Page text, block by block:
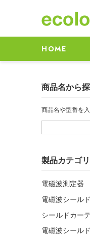
HOME
商品名から
商品名や型番を
製品カテゴ
電磁波測定器
電磁波シール
シールドカー
電磁波シール